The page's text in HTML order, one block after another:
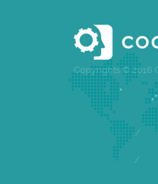
Copyrights © 2016
Inicio /
Clientes /